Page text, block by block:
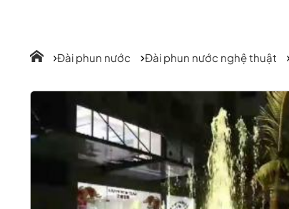
Đài phun nước Đài phun nước nghệ thuật